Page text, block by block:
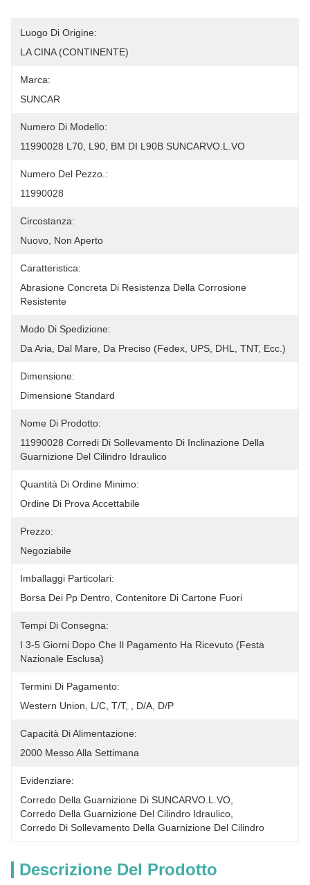
Luogo Di Origine:
LA CINA (CONTINENTE)
Marca:
SUNCAR
Numero Di Modello:
11990028 L70, L90, BM DI L90B SUNCARVO.L.VO
Numero Del Pezzo.:
11990028
Circostanza:
Nuovo, Non Aperto
Caratteristica:
Abrasione Concreta Di Resistenza Della Corrosione
Resistente
Modo Di Spedizione:
Da Aria, Dal Mare, Da Preciso (Fedex, UPS, DHL, TNT, Ecc.)
Dimensione:
Dimensione Standard
Nome Di Prodotto:
11990028 Corredi Di Sollevamento Di Inclinazione Della
Guarnizione Del Cilindro Idraulico
Quantità Di Ordine Minimo:
Ordine Di Prova Accettabile
Prezzo:
Negoziabile
Imballaggi Particolari:
Borsa Dei Pp Dentro, Contenitore Di Cartone Fuori
Tempi Di Consegna:
I 3-5 Giorni Dopo Che Il Pagamento Ha Ricevuto (festa
Nazionale Esclusa)
Termini Di Pagamento:
Western Union, L/C, T/T, , D/A, D/P
Capacità Di Alimentazione:
2000 Messo Alla Settimana
Evidenziare:
Corredo Della Guarnizione Di SUNCARVO.L.VO
Corredo Della Guarnizione Del Cilindro Idraulico
Corredo Di Sollevamento Della Guarnizione Del Cilindro
Descrizione Del Prodotto